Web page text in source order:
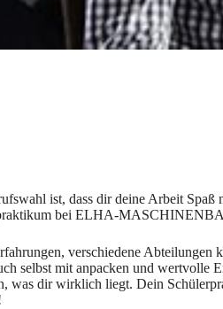
ist, dass dir deine Arbeit
bei ELHA-
verschiedene
selbst mit anpacken und
was dir wirklich liegt. Dein